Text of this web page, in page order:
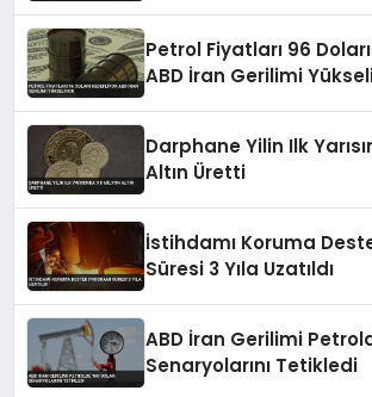
Petrol Fiyatları 96
ABD İran Gerilimi
Darphane Yilin Ilk
Altın Üretti
İstihdamı Koruma
Süresi 3 Yıla Uzatıldı
ABD İran Gerilimi
Senaryolarını Tetikledi